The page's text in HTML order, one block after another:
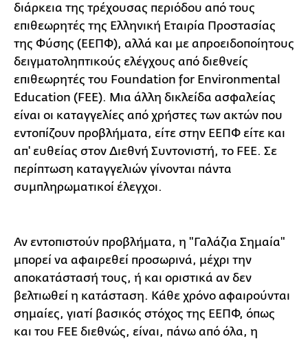
διάρκεια της τρέχουσας περιόδου από τους
επιθεωρητές της Ελληνική Εταιρία Προστασίας
της Φύσης (ΕΕΠΦ), αλλά και με απροειδοποίητους
δειγματοληπτικούς ελέγχους από διεθνείς
επιθεωρητές του Foundation for Environmental
Education (FEE). Μια άλλη δικλείδα ασφαλείας
είναι οι καταγγελίες από χρήστες των ακτών που
εντοπίζουν προβλήματα, είτε στην ΕΕΠΦ είτε και
απ' ευθείας στον Διεθνή Συντονιστή, το FEE. Σε
περίπτωση καταγγελιών γίνονται πάντα
συμπληρωματικοί έλεγχοι.
Αν εντοπιστούν προβλήματα, η "Γαλάζια Σημαία"
μπορεί να αφαιρεθεί προσωρινά, μέχρι την
αποκατάστασή τους, ή και οριστικά αν δεν
βελτιωθεί η κατάσταση. Κάθε χρόνο αφαιρούνται
σημαίες, γιατί βασικός στόχος της ΕΕΠΦ, όπως
και του FEE διεθνώς, είναι, πάνω από όλα, η